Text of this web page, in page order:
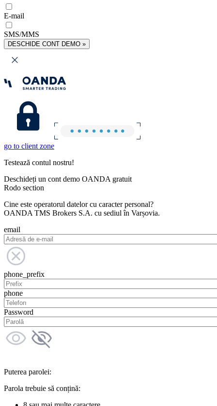
E-mail
SMS/MMS
DESCHIDE CONT DEMO »
go to client zone
Testează contul nostru!
Deschideți un cont demo OANDA gratuit
Rodo section
Cine este operatorul datelor cu caracter personal?
OANDA TMS Brokers S.A. cu sediul în Varșovia.
email
phone_prefix
phone
Password
Puterea parolei:
Parola trebuie să conțină: